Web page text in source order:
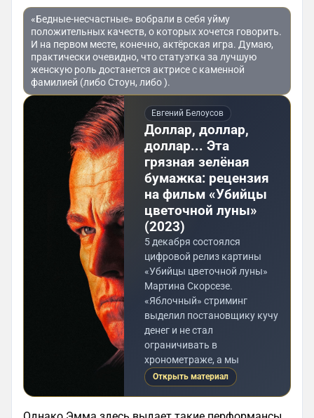
«Бедные-несчастные» вобрали в себя уйму
положительных качеств, о которых хочется говорить.
И на первом месте, конечно, актёрская игра. Думаю,
практически очевидно, что статуэтка за лучшую
женскую роль достанется актрисе с каменной
фамилией (либо Стоун, либо ).
Евгений Белоусов
Доллар, доллар,
доллар... Эта
грязная зелёная
бумажка: рецензия
на фильм «Убийцы
цветочной луны»
(2023)
5 декабря состоялся
цифровой релиз картины
«Убийцы цветочной луны»
Мартина Скорсезе.
«Яблочный» стриминг
выделил постановщику кучу
денег и не стал
ограничивать в
хронометраже, а мы
Открыть материал